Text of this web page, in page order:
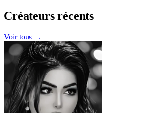
Créateurs récents
Voir tous →